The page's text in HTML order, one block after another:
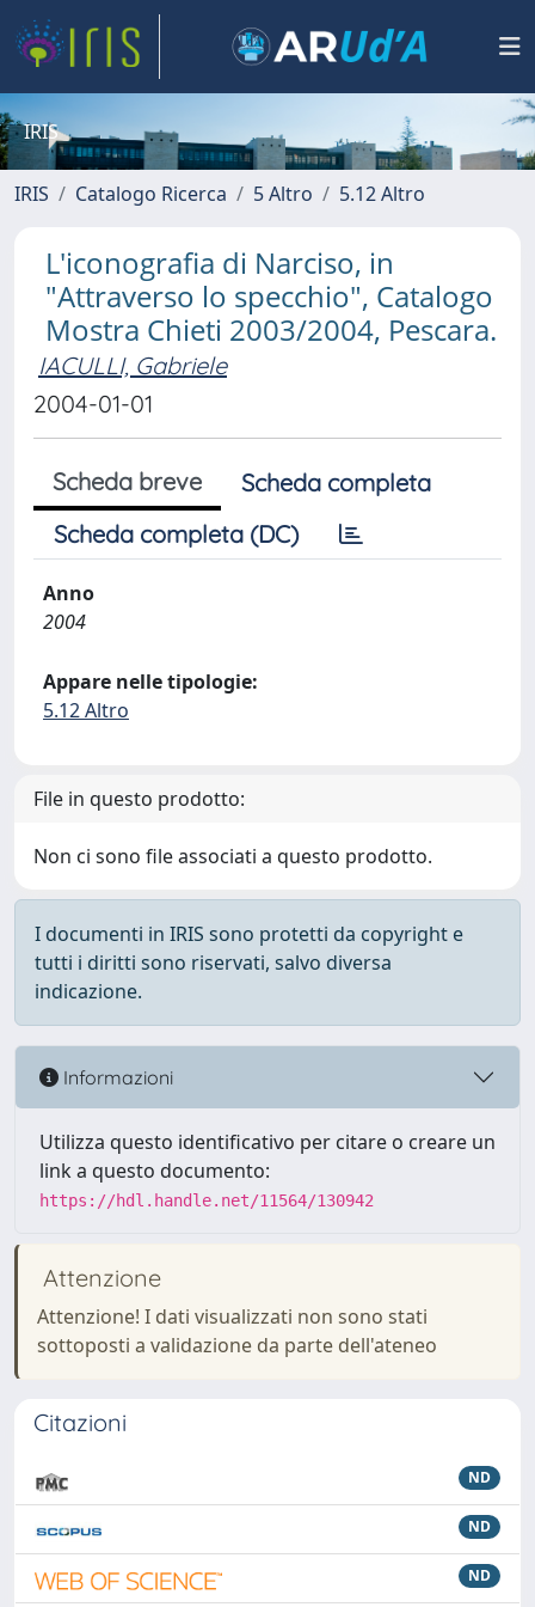
IRIS
IRIS Catalogo Ricerca 5 Altro 5.12 Altro
L'iconografia di Narciso, in
"Attraverso lo specchio", Catalogo
Mostra Chieti 2003/2004, Pescara.
IACULLI, Gabriele
2004-01-01
Scheda breve
Scheda completa
Scheda completa (DC)
Anno
2004
Appare nelle tipologie:
5.12 Altro
File in questo prodotto:
Non ci sono file associati a questo prodotto.
I documenti in IRIS sono protetti da copyright e
tutti i diritti sono riservati, salvo diversa
indicazione.
Informazioni
Utilizza questo identificativo per citare o creare un
link a questo documento:
https://hdl.handle.net/11564/130942
Attenzione
Attenzione! I dati visualizzati non sono stati
sottoposti a validazione da parte dell'ateneo
Citazioni
ND
ND
ND